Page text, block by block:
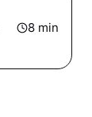
8 min